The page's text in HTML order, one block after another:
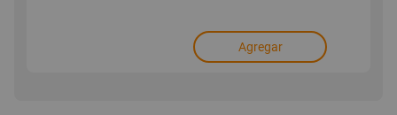
Agregar